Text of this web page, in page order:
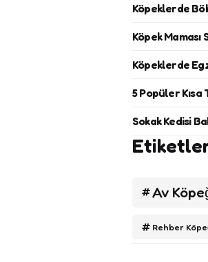
Köpeklerde
Köpek
Köpeklerde
5 Popüler Kısa
Sokak Kedisi
Av
Rehber